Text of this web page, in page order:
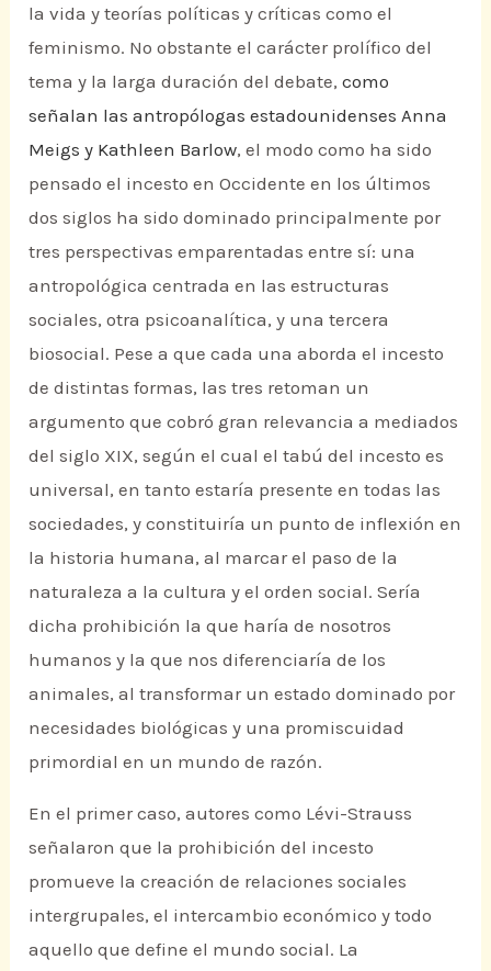
la vida y teorías políticas y críticas como el
feminismo. No obstante el carácter prolífico del
tema y la larga duración del debate,como
señalan las antropólogas estadounidenses Anna
Meigs y Kathleen Barlow, el modo como ha sido
pensado el incesto en Occidente en los últimos
dos siglos ha sido dominado principalmente por
tres perspectivas emparentadas entre sí: una
antropológica centrada en las estructuras
sociales, otra psicoanalítica, y una tercera
biosocial. Pese a que cada una aborda el incesto
de distintas formas, las tres retoman un
argumento que cobró gran relevancia a mediados
del siglo XIX, según el cual el tabú del incesto es
universal, en tanto estaría presente en todas las
sociedades, y constituiría un punto de inflexión en
la historia humana, al marcar el paso de la
naturaleza a la cultura y el orden social. Sería
dicha prohibición la que haría de nosotros
humanos y la que nos diferenciaría de los
animales, al transformar un estado dominado por
necesidades biológicas y una promiscuidad
primordial en un mundo de razón.
En el primer caso, autores como Lévi-Strauss
señalaron que la prohibición del incesto
promueve la creación de relaciones sociales
intergrupales, el intercambio económico y todo
aquello que define el mundo social. La